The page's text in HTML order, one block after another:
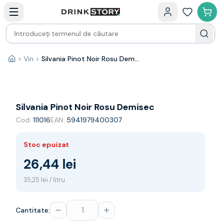
Bauturi fine — selectie
Produse Noi
Cosuri cadou
Pachete & Cadouri
Vin
Franta
Spania
Australia
Germania
Noua Zeelanda
Prosecco
Acasă
> Vin > Silvania Pinot Noir Rosu Demisec
Silvania Pinot Noir Rosu Demisec
Cod: 111016EAN: 5941979400307
Stoc epuizat
26,44 lei
35,25 lei / litru
Cantitate: